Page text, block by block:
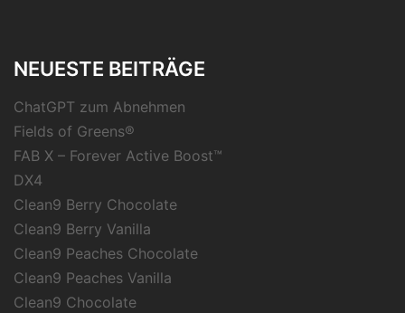
NEUESTE BEITRÄGE
ChatGPT zum Abnehmen
Fields of Greens®
FAB X – Forever Active Boost™
DX4
Clean9 Berry Chocolate
Clean9 Berry Vanilla
Clean9 Peaches Chocolate
Clean9 Peaches Vanilla
Clean9 Chocolate